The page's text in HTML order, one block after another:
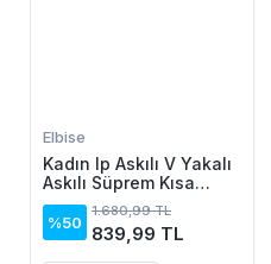
Elbise
Kadın Ip Askılı V Yakalı
Askılı Süprem Kısa
Elbise
%50
1.680,99 TL
839,99 TL